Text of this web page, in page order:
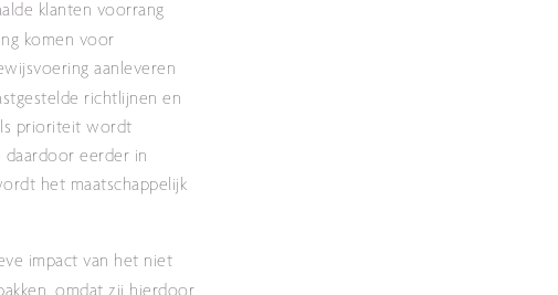
klanten voorrang
komen voor
aanleveren
richtlijnen en
prioriteit wordt
daardoor eerder in
het maatschappelijk
impact van het niet